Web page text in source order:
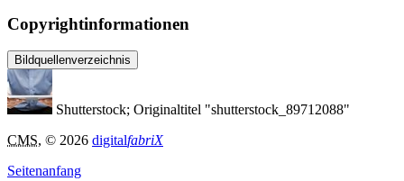
Copyrightinformationen
Bildquellenverzeichnis
Shutterstock; Originaltitel "shutterstock_89712088"
CMS, © 2026 digitalfabriX
Seitenanfang